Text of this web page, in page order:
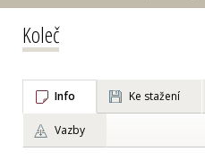
Koleč
Info Ke stažení
Vazby